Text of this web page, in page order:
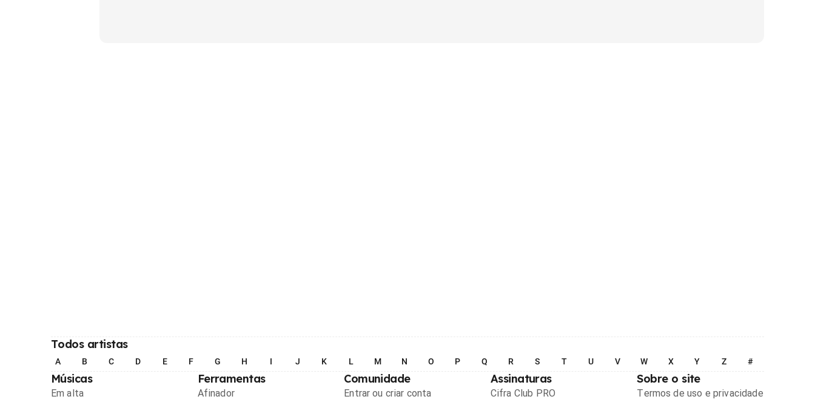
Todos artistas
A B C D E F G H I J K L M N O P Q R S T U V W X Y Z #
Músicas
Em alta
Ferramentas
Afinador
Comunidade
Entrar ou criar conta
Assinaturas
Cifra Club PRO
Sobre o site
Termos de uso e privacidade